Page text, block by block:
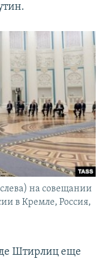
на совещании
в Кремле, Россия,
Штирлиц еще